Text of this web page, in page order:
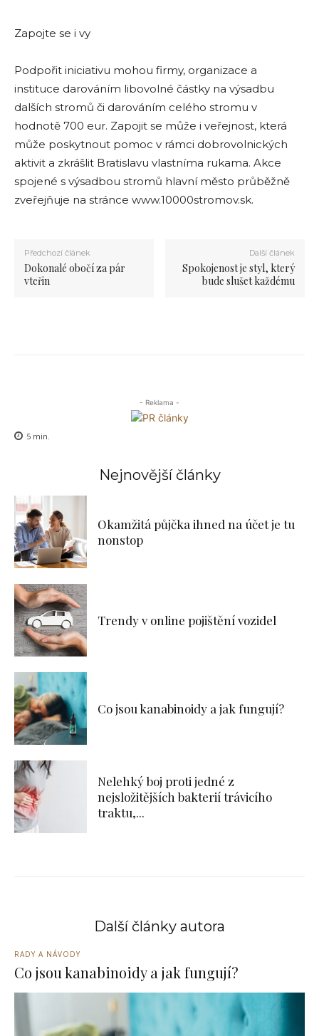
Zapojte se i vy
Podpořit iniciativu mohou firmy, organizace a
instituce darováním libovolné částky na výsadbu
dalších stromů či darováním celého stromu v
hodnotě 700 eur. Zapojit se může i veřejnost, která
může poskytnout pomoc v rámci dobrovolnických
aktivit a zkrášlit Bratislavu vlastníma rukama. Akce
spojené s výsadbou stromů hlavní město průběžně
zveřejňuje na stránce www.10000stromov.sk.
Předchozí článek
Dokonalé obočí za pár
vteřin
Další článek
Spokojenost je styl, který
bude slušet každému
- Reklama -
5 min.
Nejnovější články
Okamžitá půjčka ihned na účet je tu
nonstop
Trendy v online pojištění vozidel
Co jsou kanabinoidy a jak fungují?
Nelehký boj proti jedné z
nejsložitějších bakterií trávicího
traktu,...
Další články autora
RADY A NÁVODY
Co jsou kanabinoidy a jak fungují?